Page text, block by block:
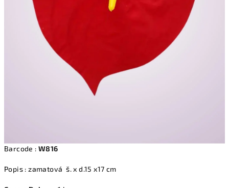
Barcode : W816
Popis : zamatová š. x d.15 x17 cm